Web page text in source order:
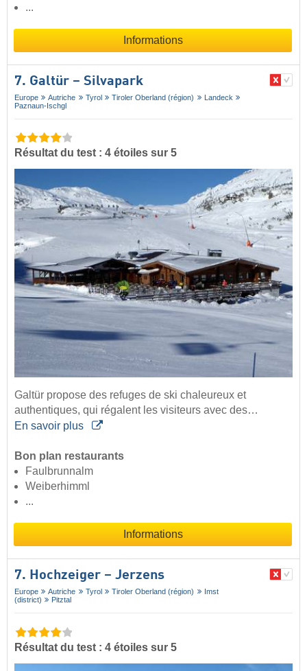
...
Informations
7. Galtür – Silvapark
Europe Autriche Tyrol Tiroler Oberland (région)
Landeck
Paznaun-Ischgl
Résultat du test : 4 étoiles sur 5
Galtür propose des refuges de ski chaleureux et
authentiques, qui régalent les visiteurs avec des…
En savoir plus
Bon plan restaurants
Faulbrunnalm
Weiberhimml
...
Informations
7. Hochzeiger – Jerzens
Europe Autriche Tyrol Tiroler Oberland (région)
Imst
(district)
Pitztal
Résultat du test : 4 étoiles sur 5